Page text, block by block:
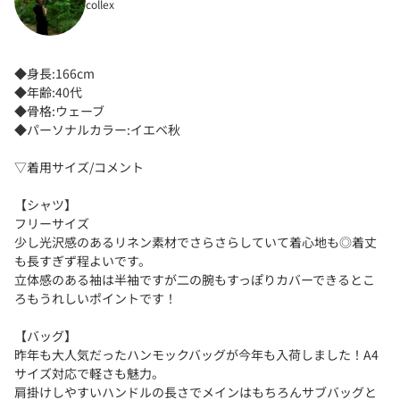
collex
◆身長:166cm
◆年齢:40代
◆骨格:ウェーブ
◆パーソナルカラー:イエベ秋
▽着用サイズ/コメント
【シャツ】
フリーサイズ
少し光沢感のあるリネン素材でさらさらしていて着心地も◎着丈
も長すぎず程よいです。
立体感のある袖は半袖ですが二の腕もすっぽりカバーできるとこ
ろもうれしいポイントです！
【バッグ】
昨年も大人気だったハンモックバッグが今年も入荷しました！A4
サイズ対応で軽さも魅力。
肩掛けしやすいハンドルの長さでメインはもちろんサブバッグと